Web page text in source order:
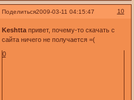
Поделиться 10
2009-03-11 04:15:47
Keshttaпривет, почему-то скачать с
сайта ничего не получается =(
0